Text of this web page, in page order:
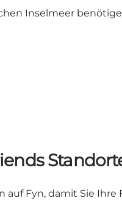
Inselmeer
auf Fyn, damit Sie